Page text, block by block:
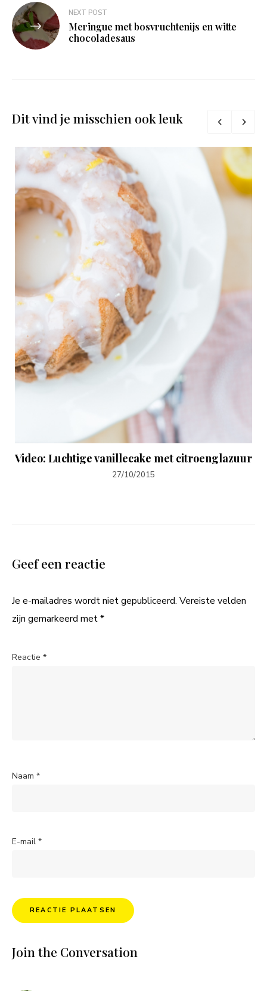
NEXT POST
Meringue met bosvruchtenijs en witte
chocoladesaus
Dit vind je misschien ook leuk
Video: Luchtige vanillecake met citroenglazuur
27/10/2015
Geef een reactie
Je e-mailadres wordt niet gepubliceerd. Vereiste velden
zijn gemarkeerd met*
Reactie *
Naam *
E-mail *
Join the Conversation